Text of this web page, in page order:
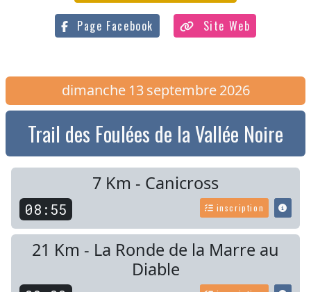
Page Facebook Site Web
dimanche 13 septembre 2026
Trail des Foulées de la Vallée Noire
7 Km - Canicross
08:55 inscription
21 Km - La Ronde de la Marre au
Diable